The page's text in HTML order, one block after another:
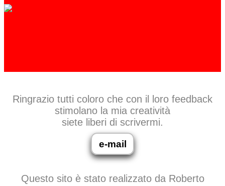
Ringrazio tutti coloro che con il loro feedback
stimolano la mia creatività
siete liberi di scrivermi.
e-mail
Questo sito è stato realizzato da Roberto